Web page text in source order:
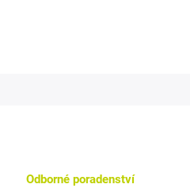
Odborné poradenství